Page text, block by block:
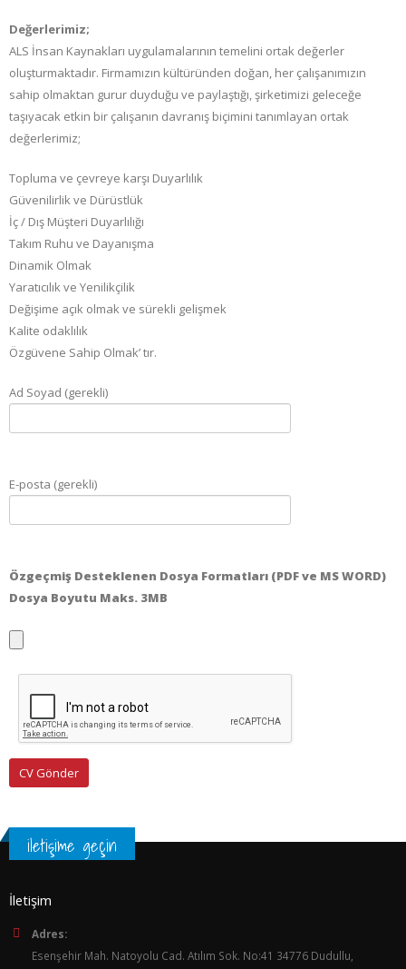
Değerlerimiz;
ALS İnsan Kaynakları uygulamalarının temelini ortak değerler
oluşturmaktadır. Firmamızın kültüründen doğan, her çalışanımızın
sahip olmaktan gurur duyduğu ve paylaştığı, şirketimizi geleceğe
taşıyacak etkin bir çalışanın davranış biçimini tanımlayan ortak
değerlerimiz;
Topluma ve çevreye karşı Duyarlılık
Güvenilirlik ve Dürüstlük
İç / Dış Müşteri Duyarlılığı
Takım Ruhu ve Dayanışma
Dinamik Olmak
Yaratıcılık ve Yenilikçilik
Değişime açık olmak ve sürekli gelişmek
Kalite odaklılık
Özgüvene Sahip Olmak’ tır.
Ad Soyad (gerekli)
E-posta (gerekli)
Özgeçmiş Desteklenen Dosya Formatları (PDF ve MS WORD)
Dosya Boyutu Maks. 3MB
iletişime geçin
İletişim
Adres:
Esenşehir Mah. Natoyolu Cad. Atılım Sok. No:41 34776 Dudullu,